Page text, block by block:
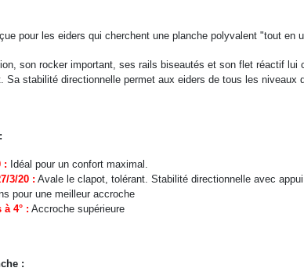
pour les eiders qui cherchent une planche polyvalent "tout
son rocker important, ses rails biseautés et son flet réactif
Sa stabilité directionnelle permet aux eiders de tous les niveaux
: Idéal pour un confort maximal.
3/20 : Avale le clapot, tolérant. Stabilité directionnelle avec
pour une meilleur accroche
4° : Accroche supérieure
: